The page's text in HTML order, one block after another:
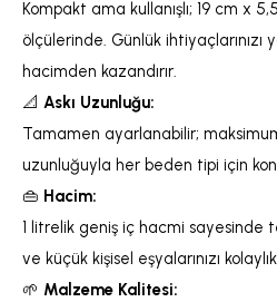
Kompakt ama kullanışlı; 19 cm x
ölçülerinde. Günlük ihtiyaçlarınızı
hacimden kazandırır.
📐 Askı Uzunluğu:
Tamamen ayarlanabilir;
uzunluğuyla her beden tipi için
👜 Hacim:
1 litrelik geniş iç hacmi
ve küçük kişisel eşyalarınızı
🌱 Malzeme Kalitesi: